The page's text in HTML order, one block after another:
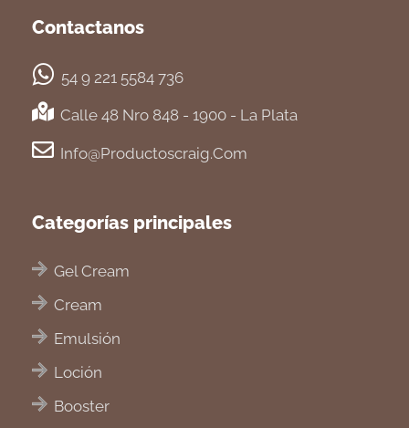
Contactanos
54 9 221 5584 736
Calle 48 Nro 848 - 1900 - La Plata
Info@productoscraig.com
Categorías principales
Gel Cream
Cream
Emulsión
Loción
Booster